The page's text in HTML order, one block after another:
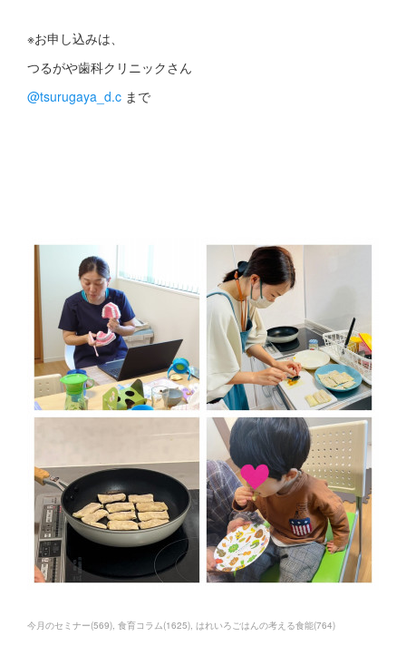
※お申し込みは、
つるがや歯科クリニックさん
@tsurugaya_d.c まで
今月のセミナー(569) 食育コラム(1625) はれいろごはんの考える食能(764)